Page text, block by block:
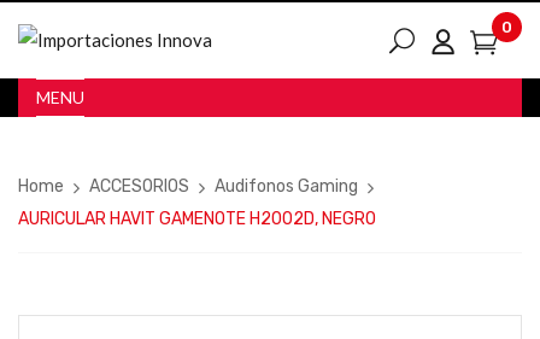
0
MENU
Home ACCESORIOS
Audifonos Gaming
AURICULAR HAVIT GAMENOTE H2002D, NEGRO